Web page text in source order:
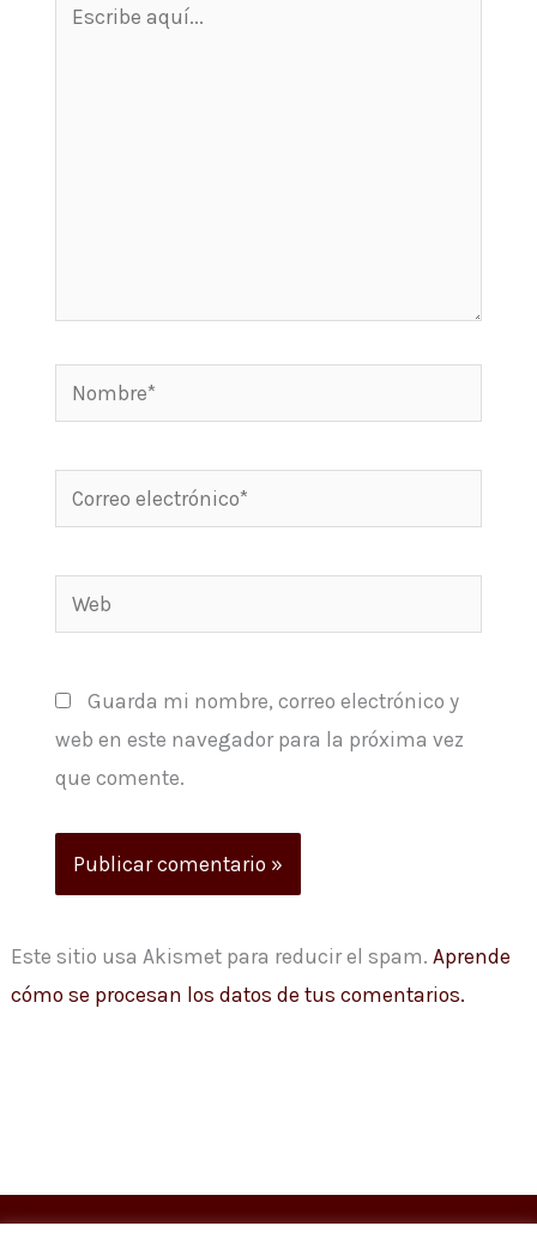
Nombre*
Correo
electrónico*
Web
Guarda mi nombre, correo electrónico y
web en este navegador para la próxima vez
que comente.
Este sitio usa Akismet para reducir el spam. Aprende
cómo se procesan los datos de tus comentarios.